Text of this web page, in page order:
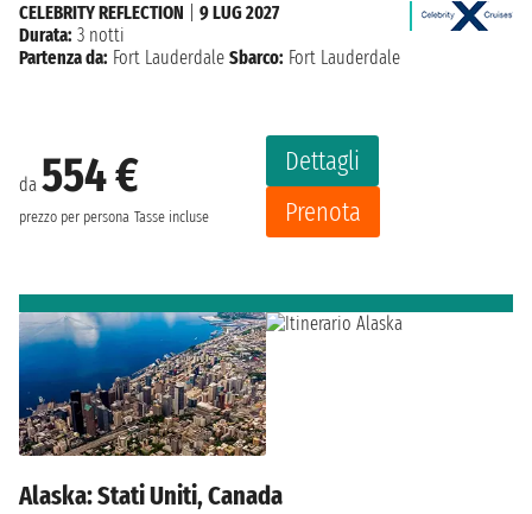
da 554 €
prezzo per persona Tasse incluse
Dettagli
Prenota
CELEBRITY REFLECTION
9 LUG 2027
Durata: 3 notti
Partenza da: Fort Lauderdale Sbarco: Fort Lauderdale
Alaska: Stati Uniti, Canada